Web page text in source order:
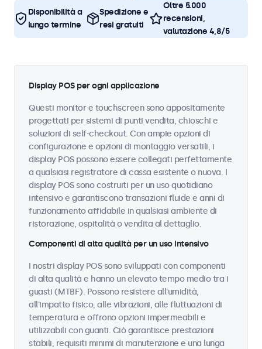
Disponibilità a
lungo termine
Spedizione e
resi gratuiti
Oltre 5.000
recensioni,
valutazione 4,8/5
Display POS per ogni applicazione
Questi monitor e touchscreen sono appositamente
progettati per sistemi di punti vendita, chioschi e
soluzioni di self-checkout. Con ampie opzioni di
configurazione e opzioni di montaggio versatili, i
display POS possono essere collegati perfettamente
a qualsiasi registratore di cassa esistente o nuova. I
display POS sono costruiti per un uso quotidiano
intensivo e garantiscono transazioni fluide e anni di
funzionamento affidabile in qualsiasi ambiente di
ristorazione, ospitalità o vendita al dettaglio.
Componenti di alta qualità per un uso intensivo
I nostri display POS sono sviluppati con componenti
di alta qualità e hanno un elevato tempo medio tra i
guasti (MTBF). Possono resistere all'umidità,
all'impatto fisico, alle vibrazioni, alle fluttuazioni di
temperatura e offrono opzioni impermeabili e
utilizzabili con guanti. Ciò garantisce prestazioni
stabili, requisiti minimi di manutenzione e una lunga